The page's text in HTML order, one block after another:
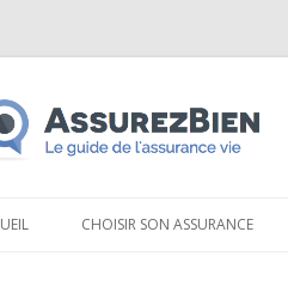
CHOISIR SON ASSURANCE